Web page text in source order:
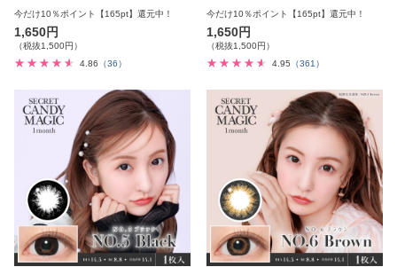
今だけ10％ポイント【165pt】還元中！
1,650円
（税抜1,500円）
4.86 （36）
今だけ10％ポイント【165pt】還元中！
1,650円
（税抜1,500円）
4.95
（361）